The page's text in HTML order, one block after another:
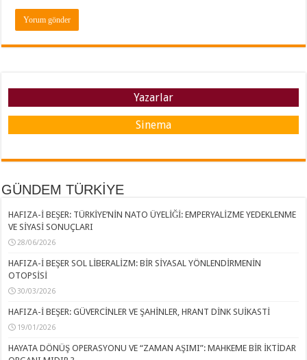
Yazarlar
Sinema
GÜNDEM TÜRKİYE
HAFIZA-İ BEŞER: TÜRKİYE’NİN NATO ÜYELİĞİ: EMPERYALİZME YEDEKLENME
VE SİYASİ SONUÇLARI
28/06/2026
HAFIZA-İ BEŞER SOL LİBERALİZM: BİR SİYASAL YÖNLENDİRMENİN
OTOPSİSİ
30/03/2026
HAFIZA-İ BEŞER: GÜVERCİNLER VE ŞAHİNLER, HRANT DİNK SUİKASTİ
19/01/2026
HAYATA DÖNÜŞ OPERASYONU VE “ZAMAN AŞIMI”: MAHKEME BİR İKTİDAR